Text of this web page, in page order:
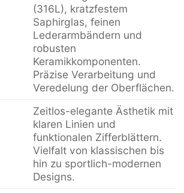
(316L), kratzfestem
Saphirglas, feinen
Lederarmbändern und
robusten
Keramikkomponenten.
Präzise Verarbeitung und
Veredelung der Oberflächen.
Zeitlos-elegante Ästhetik mit
klaren Linien und
funktionalen Zifferblättern.
Vielfalt von klassischen bis
hin zu sportlich-modernen
Designs.